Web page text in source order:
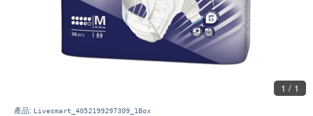
1 / 1
產品: Livesmart_4052199297309_1Box